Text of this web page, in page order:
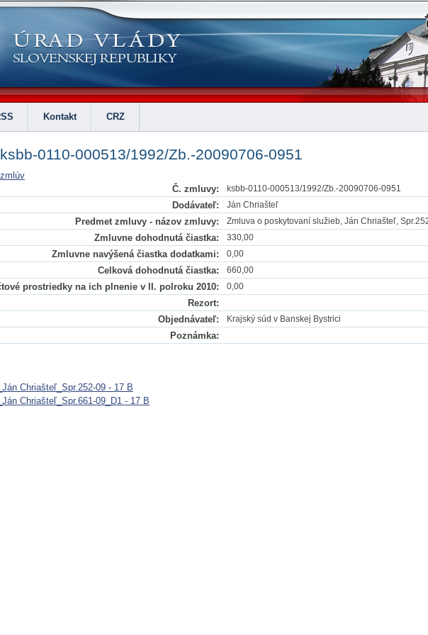
Kontakt CRZ
0110-000513/1992/Zb.-20090706-0951
Č. zmluvy:
ksbb-0110-000513/1992/Zb.-20090706-0951
Dodávateľ: Ján Chriašteľ
Predmet zmluvy - názov zmluvy: Zmluva o poskytovaní služieb, Ján Chriašteľ,
Zmluvne dohodnutá čiastka: 330,00
Zmluvne navýšená čiastka dodatkami: 0,00
Celková dohodnutá čiastka: 660,00
prostriedky na ich plnenie v II. polroku 2010: 0,00
Rezort:
Objednávateľ:
Krajský súd v Banskej Bystrici
Poznámka:
Chriašteľ_Spr.252-09 - 17 B
Chriašteľ_Spr.661-09_D1 - 17 B